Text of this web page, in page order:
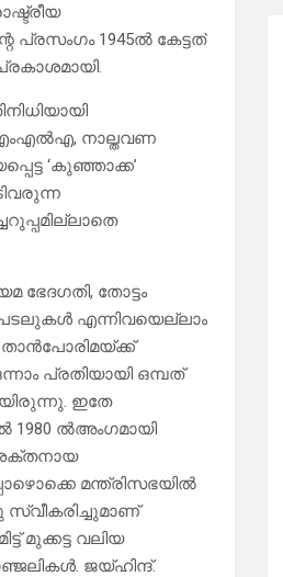
1945ല്‍ കേട്ടത്
നാല്തവണ
‘കുഞ്ഞാക്ക’
തോട്ടം
എന്നിവയെല്ലാം
പ്രതിയായി ഒമ്പത്
ഇതേ
1980 ൽഅംഗമായി
മന്ത്രിസഭയില്‍
സ്വീകരിച്ചുമാണ്
മുക്കട്ട വലിയ
ജയ്ഹിന്ദ്.